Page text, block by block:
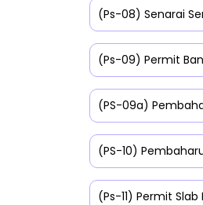
(Ps-08) Senarai
(Ps-09) Permit
(PS-09a)
(PS-10)
(Ps-11) Permit